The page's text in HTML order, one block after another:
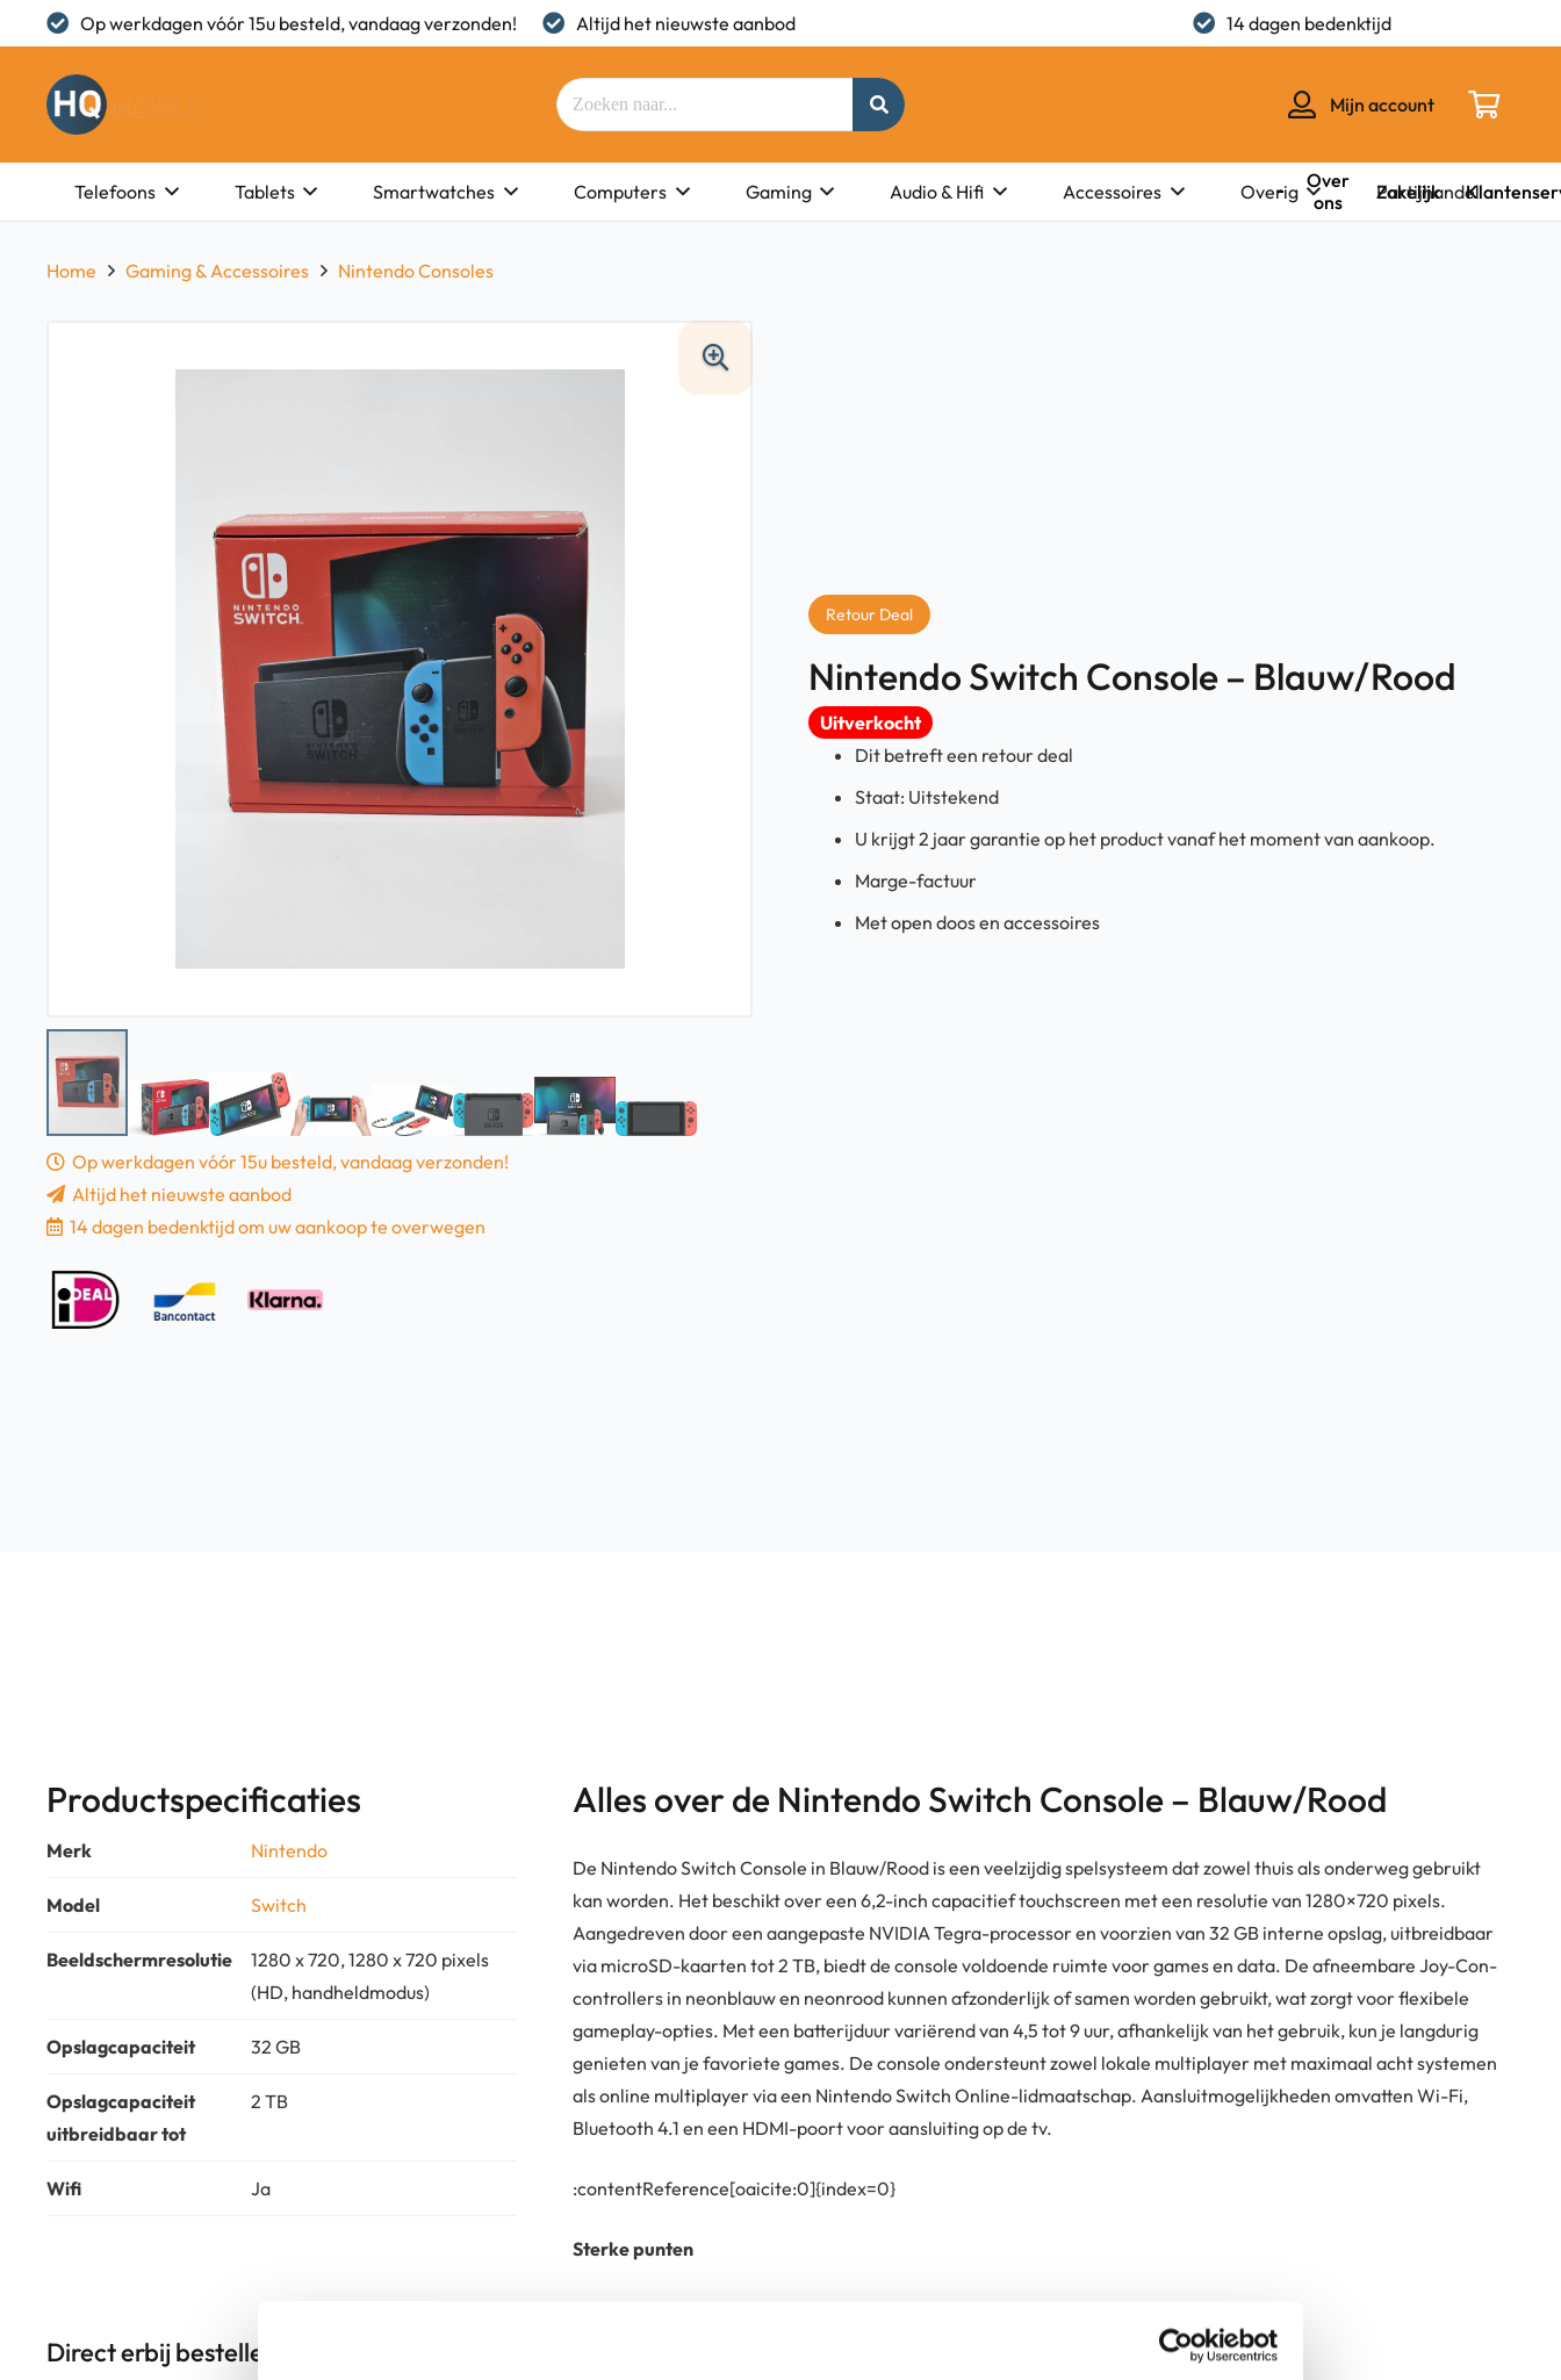
Op werkdagen vóór 15u besteld, vandaag verzonden! Altijd het nieuwste aanbod 14 dagen bedenktijd
Mijn account
Telefoons Tablets Smartwatches Computers Gaming Audio & Hifi Accessoires Overig Partijhandel
Over
ons
Zakelijk
Home Gaming & Accessoires Nintendo Consoles
Op werkdagen vóór 15u besteld, vandaag verzonden!
Altijd het nieuwste aanbod
14 dagen bedenktijd om uw aankoop te overwegen
Retour Deal
Nintendo Switch Console – Blauw/Rood
Uitverkocht
Dit betreft een retour deal
Staat: Uitstekend
U krijgt 2 jaar garantie op het product vanaf het moment van aankoop.
Marge-factuur
Met open doos en accessoires
Productspecificaties
Merk Nintendo
Model Switch
Beeldschermresolutie
1280 x 720, 1280 x 720 pixels
(HD, handheldmodus)
Opslagcapaciteit 32 GB
Opslagcapaciteit
uitbreidbaar tot
2 TB
Wifi Ja
Alles over de Nintendo Switch Console – Blauw/Rood
De Nintendo Switch Console in Blauw/Rood is een veelzijdig spelsysteem dat zowel thuis als onderweg gebruikt
kan worden. Het beschikt over een 6,2-inch capacitief touchscreen met een resolutie van 1280×720 pixels.
Aangedreven door een aangepaste NVIDIA Tegra-processor en voorzien van 32 GB interne opslag, uitbreidbaar
via microSD-kaarten tot 2 TB, biedt de console voldoende ruimte voor games en data. De afneembare Joy-Con-
controllers in neonblauw en neonrood kunnen afzonderlijk of samen worden gebruikt, wat zorgt voor flexibele
gameplay-opties. Met een batterijduur variërend van 4,5 tot 9 uur, afhankelijk van het gebruik, kun je langdurig
genieten van je favoriete games. De console ondersteunt zowel lokale multiplayer met maximaal acht systemen
als online multiplayer via een Nintendo Switch Online-lidmaatschap. Aansluitmogelijkheden omvatten Wi-Fi,
Bluetooth 4.1 en een HDMI-poort voor aansluiting op de tv.
​:contentReference[oaicite:0]{index=0}
Sterke punten
Direct erbij bestellen